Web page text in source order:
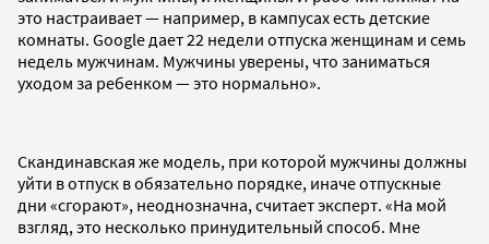
это настраивает — например, в кампусах есть детские
комнаты. Google дает 22 недели отпуска женщинам и семь
недель мужчинам. Мужчины уверены, что заниматься
уходом за ребенком — это нормально».
Скандинавская же модель, при которой мужчины должны
уйти в отпуск в обязательно порядке, иначе отпускные
дни «сгорают», неоднозначна, считает эксперт. «На мой
взгляд, это несколько принудительный способ. Мне